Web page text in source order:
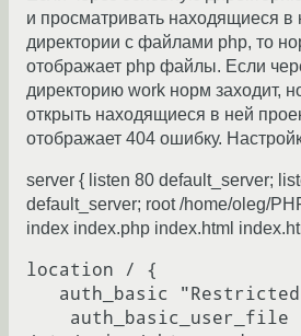
и просматривать находящиеся в
директории с файлами php, то
отображает php файлы. Если
директорию work норм заходит,
открыть находящиеся в ней
отображает 404 ошибку.
server { listen 80 default_server;
default_server; root /home/oleg/
index index.php index.html
location / {